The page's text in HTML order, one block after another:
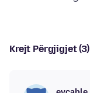
Krejt Përgjigjet (3)